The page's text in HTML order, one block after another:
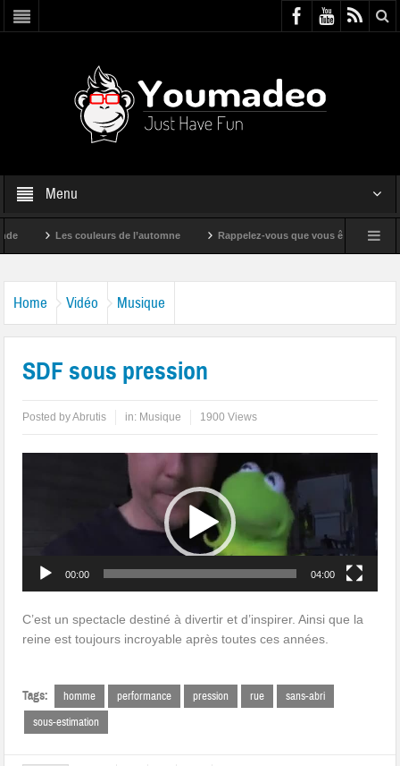
Menu
Les couleurs de l’automne Rappelez-vous que vous êtes super !
Home Vidéo Musique
SDF sous pression
Posted byAbrutis in: Musique 1900 Views
00:00 04:00
C’est un spectacle destiné à divertir et d’inspirer. Ainsi que la
reine est toujours incroyable après toutes ces années.
Tags: homme performance pression rue
sans-abri
sous-estimation